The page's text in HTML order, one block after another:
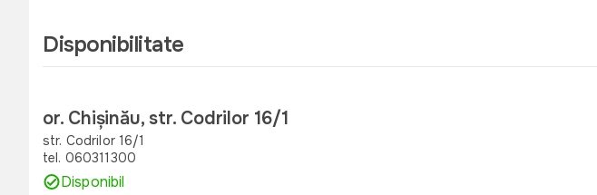
Disponibilitate
or. Chișinău, str. Codrilor 16/1
str. Codrilor 16/1
tel. 060311300
Disponibil